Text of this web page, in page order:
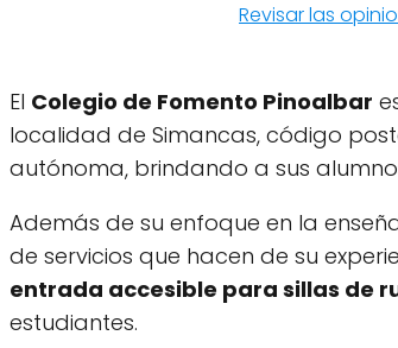
Revisar las
El Colegio de Fomento Pinoalbar
localidad de Simancas, código
autónoma, brindando a sus
Además de su enfoque en la
de servicios que hacen de su
entrada accesible para sillas de
estudiantes.